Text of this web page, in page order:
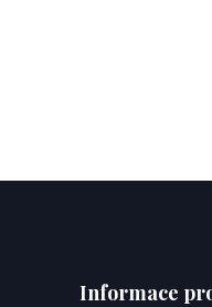
Informace